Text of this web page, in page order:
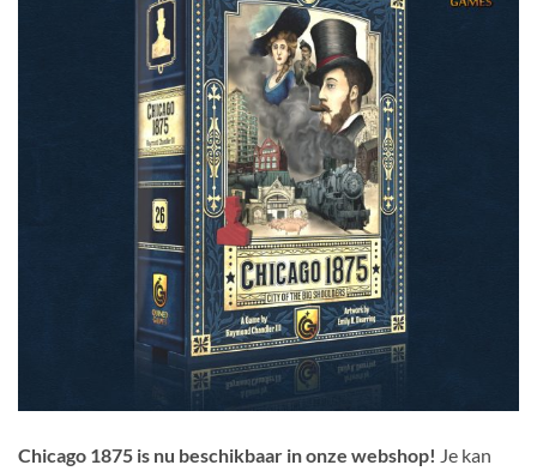
Chicago 1875 is nu beschikbaar in onze webshop! Je kan